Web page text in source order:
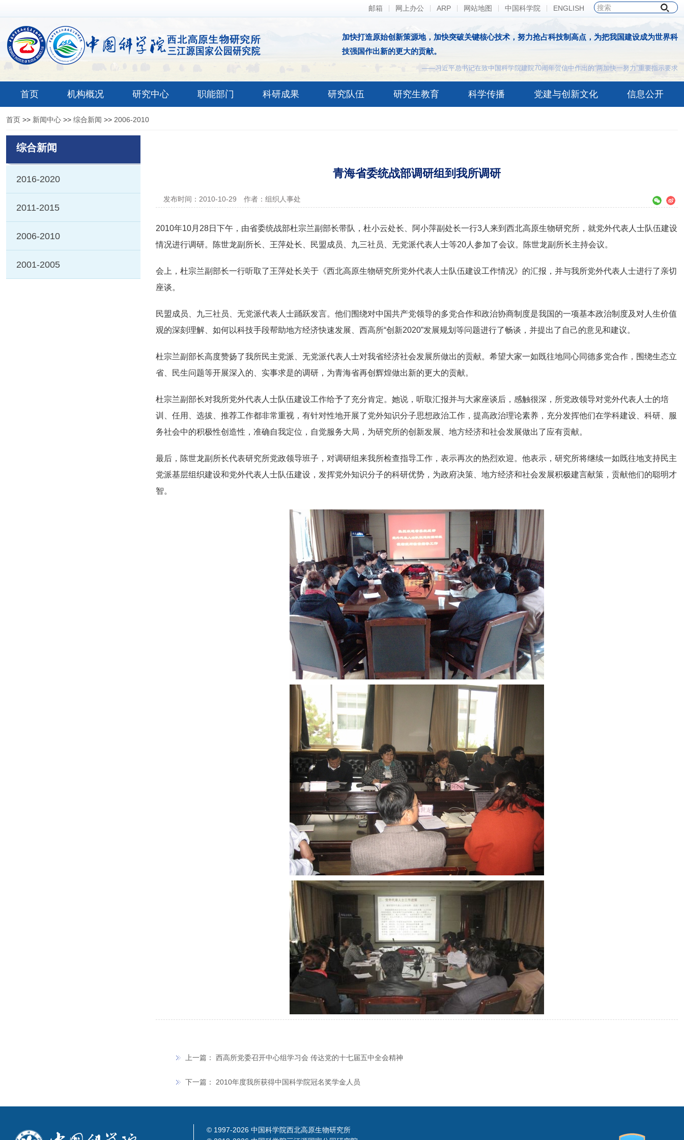
邮箱 网上办公 ARP 网站地图 中国科学院 ENGLISH
加快打造原始创新策源地，加快突破关键核心技术，努力抢占科技制高点，为把我国建设成为世界科
技强国作出新的更大的贡献。
——习近平总书记在致中国科学院建院70周年贺信中作出的“两加快一努力”重要指示要求
首页 机构概况 研究中心 职能部门 科研成果 研究队伍 研究生教育 科学传播 党建与创新文化 信息公开
首页 >> 新闻中心 >> 综合新闻 >> 2006-2010
综合新闻
2016-2020
2011-2015
2006-2010
2001-2005
青海省委统战部调研组到我所调研
发布时间：2010-10-29 作者：组织人事处
2010年10月28日下午，由省委统战部杜宗兰副部长带队，杜小云处长、阿小萍副处长一行3人来到西北高原生物研究所，就党外代表人士队伍建设
情况进行调研。陈世龙副所长、王萍处长、民盟成员、九三社员、无党派代表人士等20人参加了会议。陈世龙副所长主持会议。
会上，杜宗兰副部长一行听取了王萍处长关于《西北高原生物研究所党外代表人士队伍建设工作情况》的汇报，并与我所党外代表人士进行了亲切
座谈。
民盟成员、九三社员、无党派代表人士踊跃发言。他们围绕对中国共产党领导的多党合作和政治协商制度是我国的一项基本政治制度及对人生价值
观的深刻理解、如何以科技手段帮助地方经济快速发展、西高所“创新2020”发展规划等问题进行了畅谈，并提出了自己的意见和建议。
杜宗兰副部长高度赞扬了我所民主党派、无党派代表人士对我省经济社会发展所做出的贡献。希望大家一如既往地同心同德多党合作，围绕生态立
省、民生问题等开展深入的、实事求是的调研，为青海省再创辉煌做出新的更大的贡献。
杜宗兰副部长对我所党外代表人士队伍建设工作给予了充分肯定。她说，听取汇报并与大家座谈后，感触很深，所党政领导对党外代表人士的培
训、任用、选拔、推荐工作都非常重视，有针对性地开展了党外知识分子思想政治工作，提高政治理论素养，充分发挥他们在学科建设、科研、服
务社会中的积极性创造性，准确自我定位，自觉服务大局，为研究所的创新发展、地方经济和社会发展做出了应有贡献。
最后，陈世龙副所长代表研究所党政领导班子，对调研组来我所检查指导工作，表示再次的热烈欢迎。他表示，研究所将继续一如既往地支持民主
党派基层组织建设和党外代表人士队伍建设，发挥党外知识分子的科研优势，为政府决策、地方经济和社会发展积极建言献策，贡献他们的聪明才
智。
上一篇： 西高所党委召开中心组学习会 传达党的十七届五中全会精神
下一篇： 2010年度我所获得中国科学院冠名奖学金人员
© 1997-2026 中国科学院西北高原生物研究所